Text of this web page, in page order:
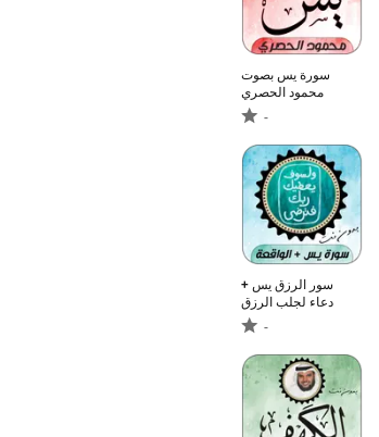
سورة يس بصوت
محمود الحصري
-
سور الرزق يس +
دعاء لجلب الرزق
-